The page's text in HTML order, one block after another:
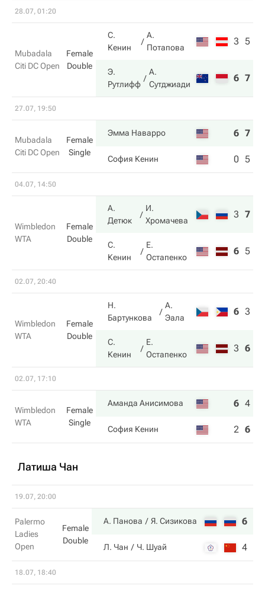
28.07, 01:20
Mubadala
Citi DC Open
Female
Double
С.
Кенин
А.
Потапова
3 5
Э.
Рутлифф
А.
Сутджиади
6 7
27.07, 19:50
Mubadala
Citi DC Open
Female
Single
Эмма Наварро 6 7
София Кенин 0 5
04.07, 14:50
Wimbledon
WTA
Female
Double
А.
Детюк
И.
Хромачева
3 7
С.
Кенин
Е.
Остапенко
6 5
02.07, 20:40
Wimbledon
WTA
Female
Double
Н.
Бартункова
А.
Эала
6 3
С.
Кенин
Е.
Остапенко
3 6
02.07, 17:10
Wimbledon
WTA
Female
Single
Аманда Анисимова 6 4
София Кенин 2 6
Латиша Чан
19.07, 20:00
Palermo
Ladies
Open
Female
Double
А. Панова Я. Сизикова 6
Л. Чан Ч. Шуай 4
18.07, 18:40